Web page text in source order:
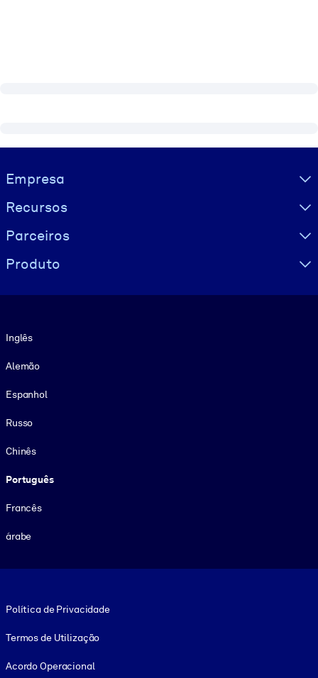
Visually hidden Text
Empresa
Recursos
Parceiros
Produto
Inglês
Alemão
Espanhol
Russo
Chinês
Português
Francês
árabe
Política de Privacidade
Termos de Utilização
Acordo Operacional